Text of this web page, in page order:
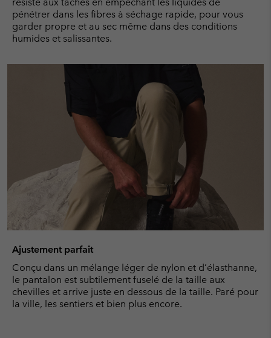
pénétrer dans les fibres à séchage rapide, pour vous
garder propre et au sec même dans des conditions
humides et salissantes.
Ajustement parfait
Conçu dans un mélange léger de nylon et d’élasthanne,
le pantalon est subtilement fuselé de la taille aux
chevilles et arrive juste en dessous de la taille. Paré pour
la ville, les sentiers et bien plus encore.